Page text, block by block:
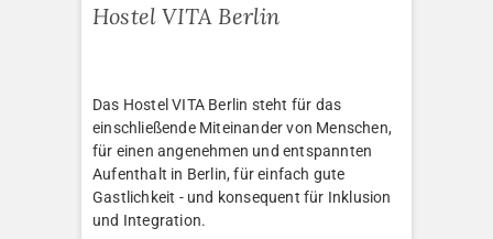
Hostel VITA Berlin
Das Hostel VITA Berlin steht für das
einschließende Miteinander von Menschen,
für einen angenehmen und entspannten
Aufenthalt in Berlin, für einfach gute
Gastlichkeit - und konsequent für Inklusion
und Integration.